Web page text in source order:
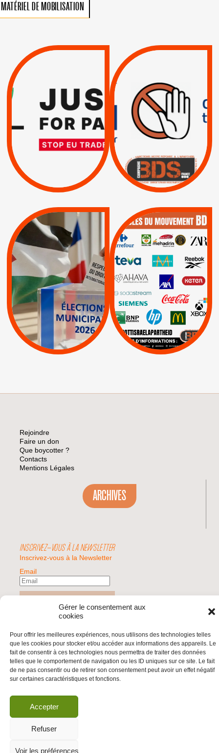
Gérer le consentement aux
cookies
Pour offrir les meilleures expériences, nous utilisons des technologies telles
que les cookies pour stocker et/ou accéder aux informations des appareils. Le
fait de consentir à ces technologies nous permettra de traiter des données
telles que le comportement de navigation ou les ID uniques sur ce site. Le fait
de ne pas consentir ou de retirer son consentement peut avoir un effet négatif
sur certaines caractéristiques et fonctions.
Accepter
Refuser
Voir les préférences
MATÉRIEL DE MOBILISATION
VIOLATIONS DES
SUSPENSION
TOTALE DE
L’ACCORD
D’ASSOCIATION UE-
ISRAËL
| Pétitions
INTERNATIONAL ?
TRUMP, MACRON :
MÊME COMBAT
| Actus |
| Boycott militaire |
Lettres d'interpellation
MUNICIPALES 2026 :
JE VOTE POUR LE
RESPECT DU DROIT
INTERNATIONAL EN
PALESTINE
APPELS | Actus |
Espaces Sans
Apartheid
| Lettres d'interpellation
QUE BOYCOTTER ?
BOYCOTT /
AXA BNP | CAF |
Carrefour | HP |
Keter |
Livres et brochures |
Mehadrin | PUMA
Sodastream |
Visuels, tracts,
affiches,...
Rejoindre
Faire un don
Que boycotter ?
Contacts
Mentions Légales
ARCHIVES
INSCRIVEZ-VOUS À LA NEWSLETTER
Inscrivez-vous à la Newsletter
Email
© 2026 | BDS France | Boycott Désinvestissement Sanctions, la réponse
citoyenne et non-violente à l'impunité d'Israël |